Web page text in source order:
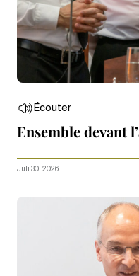
Écouter
Ensemble devant
Juli 30, 2026